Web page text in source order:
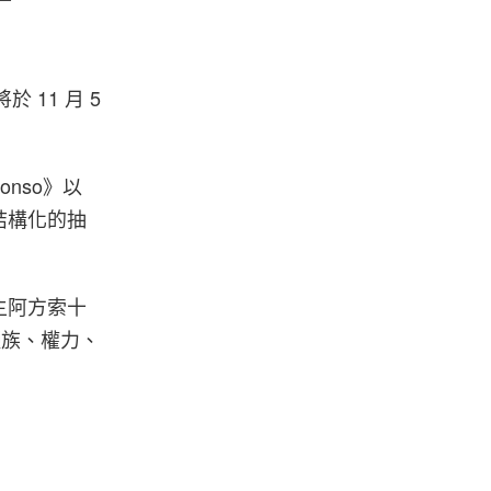
於 11 月 5
》以
化的抽
阿方索十
、權力、